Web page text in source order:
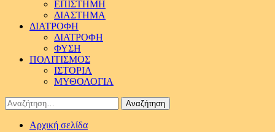
ΕΠΙΣΤΗΜΗ
ΔΙΑΣΤΗΜΑ
ΔΙΑΤΡΟΦΗ
ΔΙΑΤΡΟΦΗ
ΦΥΣΗ
ΠΟΛΙΤΙΣΜΟΣ
ΙΣΤΟΡΙΑ
ΜΥΘΟΛΟΓΙΑ
Αναζήτηση
για:
Αρχική σελίδα